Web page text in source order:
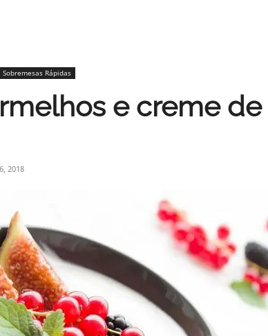
Sobremesas Rápidas
e creme de
2018